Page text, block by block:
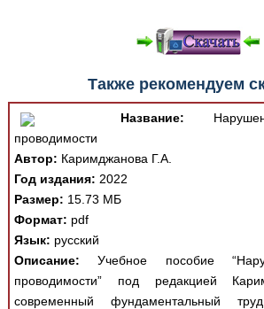
Также рекомендуем
Название:
проводимости
Автор: Каримджанова Г.А.
Год издания: 2022
Размер: 15.73 МБ
Формат: pdf
Язык: русский
Описание: Учебное пособие
проводимости” под редакцией
современный фундаментальный